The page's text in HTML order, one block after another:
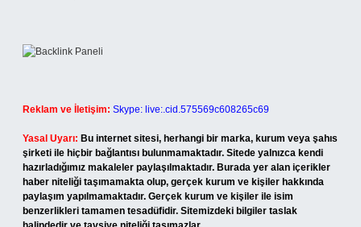
Reklam ve İletişim: Skype: live:.cid.575569c608265c69
Yasal Uyarı: Bu internet sitesi, herhangi bir marka, kurum veya şahıs
şirketi ile hiçbir bağlantısı bulunmamaktadır. Sitede yalnızca kendi
hazırladığımız makaleler paylaşılmaktadır. Burada yer alan içerikler
haber niteliği taşımamakta olup, gerçek kurum ve kişiler hakkında
paylaşım yapılmamaktadır. Gerçek kurum ve kişiler ile isim
benzerlikleri tamamen tesadüfidir. Sitemizdeki bilgiler taslak